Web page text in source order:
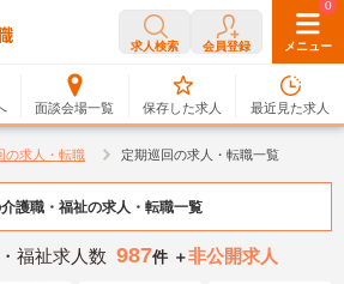
求人検索 会員登録 メニュー
面談会場一覧
0
保存した求人
0
最近見た求人
の求人・転職 定期巡回の求人・転職一覧
護職・福祉の求人・転職一覧
福祉求人数 987件 ＋非公開求人